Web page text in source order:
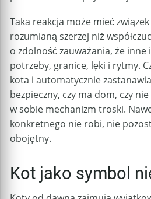
Taka reakcja może mieć
rozumianą szerzej niż
o zdolność zauważania, że inne
potrzeby, granice, lęki i rytmy.
kota i automatycznie
bezpieczny, czy ma dom, czy
w sobie mechanizm troski.
konkretnego nie robi, nie
obojętny.
Kot jako symbol